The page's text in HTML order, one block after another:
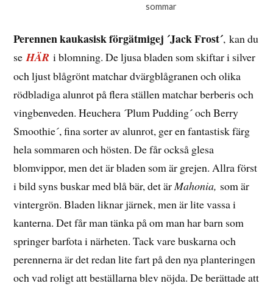
sommar
Perennen kaukasisk förgätmigej ´Jack Frost´, kan du
seHÄRi blomning. De ljusa bladen som skiftar i silver
och ljust blågrönt matchar dvärgblågranen och olika
rödbladiga alunrot på flera ställen matchar berberis och
vingbenveden. Heuchera ´Plum Pudding´ och Berry
Smoothie´, fina sorter av alunrot, ger en fantastisk färg
hela sommaren och hösten. De får också glesa
blomvippor, men det är bladen som är grejen. Allra först
i bild syns buskar med blå bär, det ärMahonia, som är
vintergrön. Bladen liknar järnek, men är lite vassa i
kanterna. Det får man tänka på om man har barn som
springer barfota i närheten. Tack vare buskarna och
perennerna är det redan lite fart på den nya planteringen
och vad roligt att beställarna blev nöjda. De berättade att